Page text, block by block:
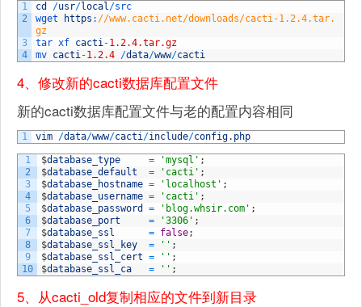
1
2
3
4
cd /usr/local/src
wget
https : //www.cacti.net/downloads/cacti-1.2.4.tar.
gz
tar xf cacti-1.2.4.tar.gz
mv cacti-1.2.4 /data/www/cacti
4、修改新的cacti数据库配置文件
新的cacti数据库配置文件与老的配置内容相同
1 vim /data/www/cacti/include/config. php
1
2
3
4
5
6
7
8
9
10
$database_type = 'mysql' ;
$database_default = 'cacti' ;
$database_hostname = 'localhost' ;
$database_username = 'cacti' ;
$database_password = 'blog.whsir.com' ;
$database_port = '3306' ;
$database_ssl = false;
$database_ssl_key = '' ;
$database_ssl_cert = '' ;
$database_ssl_ca = '' ;
5、从cacti_old复制相应的文件到新目录